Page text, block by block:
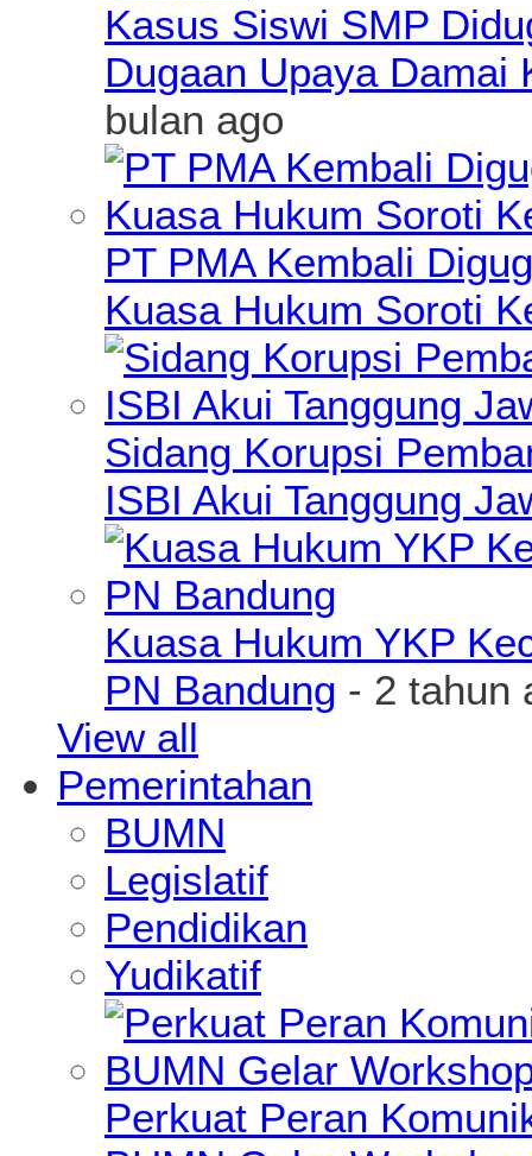
Kasus Siswi SMP
Dugaan Upaya Damai
bulan ago
PT PMA Kembali
Kuasa Hukum Soroti
Sidang Korupsi
ISBI Akui Tanggung
Kuasa Hukum YKP
PN Bandung - 2 tahun
View all
Pemerintahan
BUMN
Legislatif
Pendidikan
Yudikatif
Perkuat Peran